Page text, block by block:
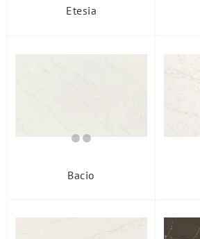
Classics
Glitter
Metropolis
Voyage
Etesia
Bacio